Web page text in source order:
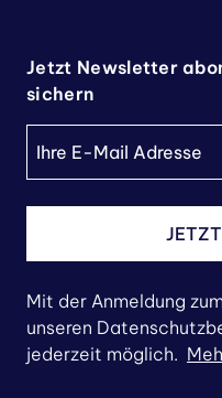
Jetzt Newsletter
sichern
Mit der Anmeldung
unseren
jederzeit möglich.